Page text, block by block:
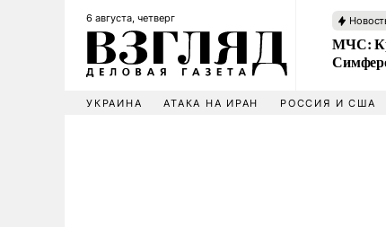
6 августа, четверг
МЧС:
УКРАИНА АТАКА НА ИРАН РОССИЯ И США